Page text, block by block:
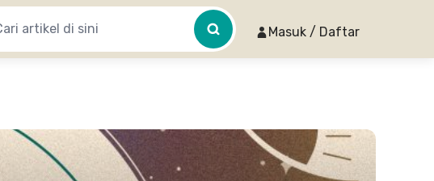
Masuk / Daftar